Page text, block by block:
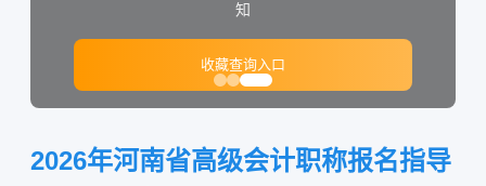
知
收藏查询入口
2026年河南省高级会计职称报名指导